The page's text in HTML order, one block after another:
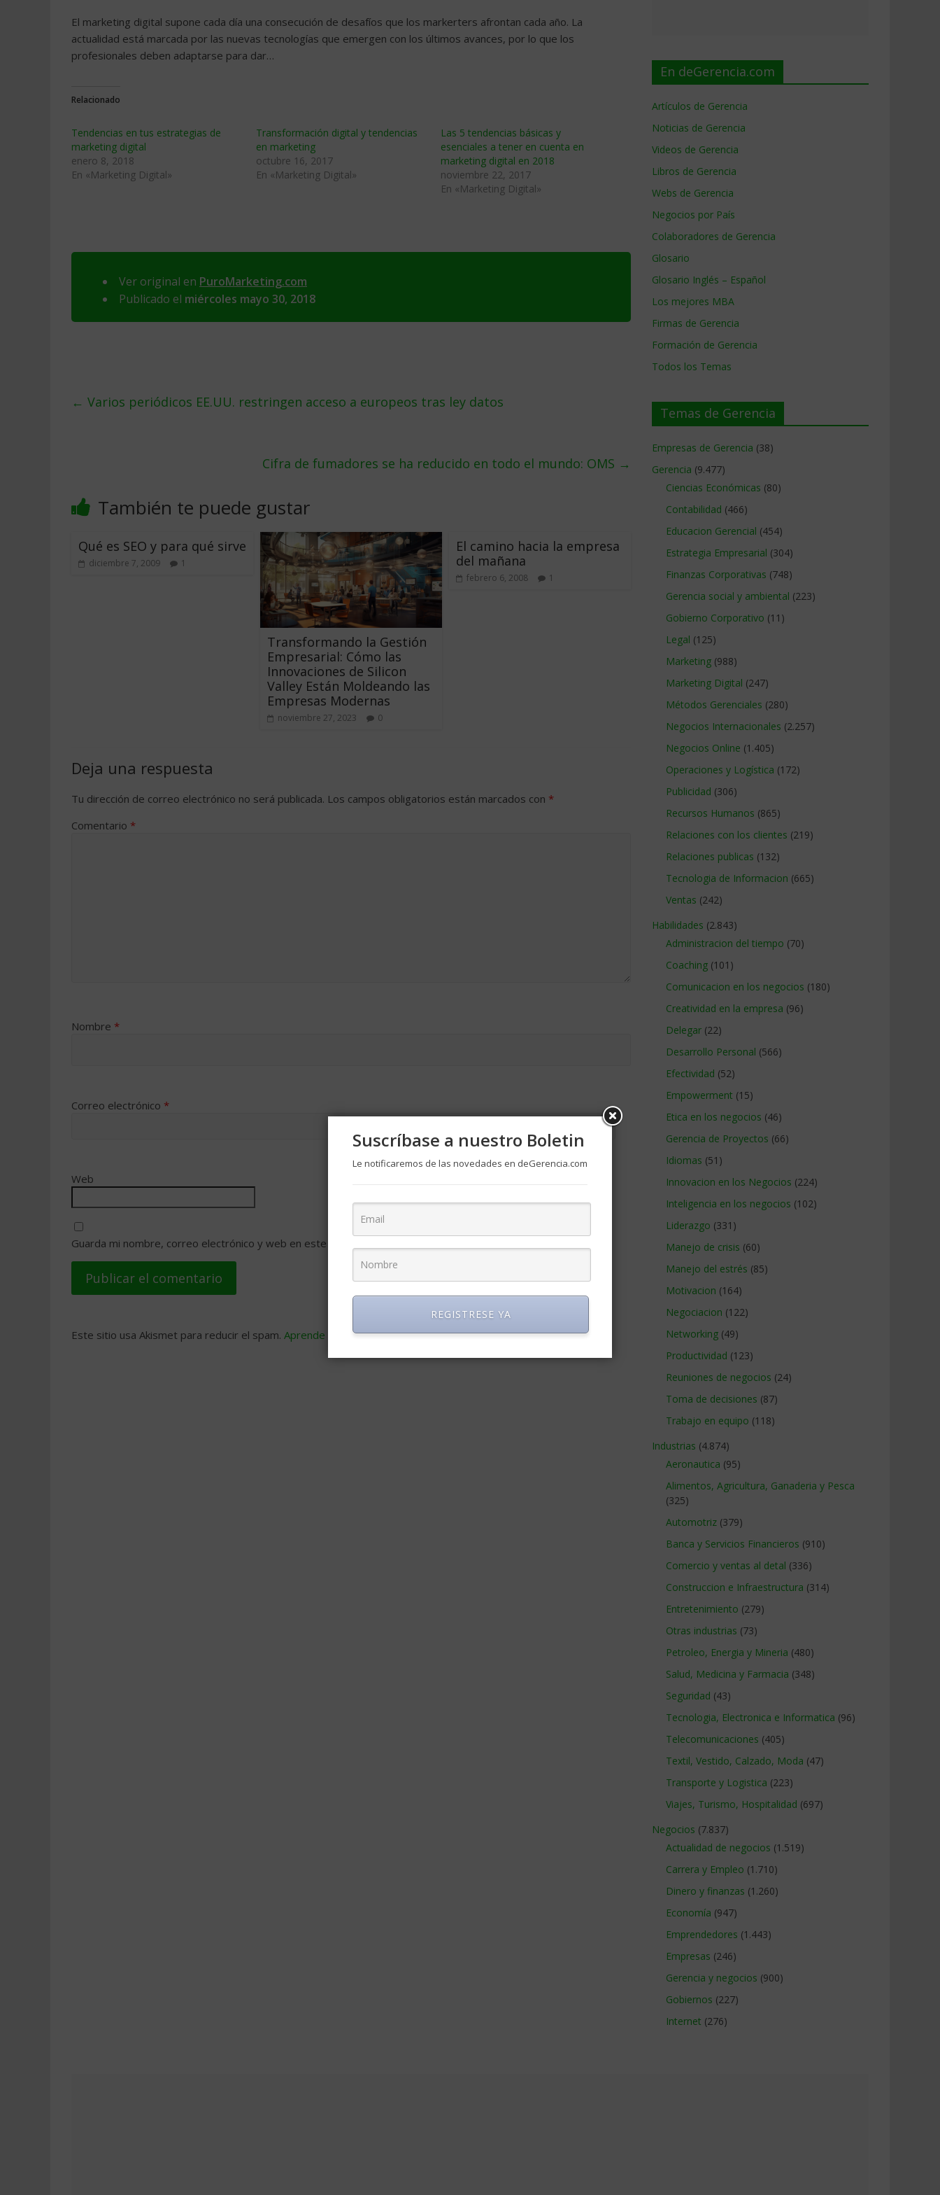
El marketing digital supone cada día una consecución de desafíos que los markerters afrontan cada año. La
actualidad está marcada por las nuevas tecnologías que emergen con los últimos avances, por lo que los
profesionales deben adaptarse para dar…
Relacionado
Tendencias en tus estrategias de
marketing digital
enero 8, 2018
En «Marketing Digital»
Transformación digital y tendencias
en marketing
octubre 16, 2017
En «Marketing Digital»
Las 5 tendencias básicas y
esenciales a tener en cuenta en
marketing digital en 2018
noviembre 22, 2017
En «Marketing Digital»
Ver original en PuroMarketing.com
Publicado el miércoles mayo 30, 2018
← Varios periódicos EE.UU. restringen acceso a europeos tras ley datos
Cifra de fumadores se ha reducido en todo el mundo: OMS →
También te puede gustar
Qué es SEO y para qué sirve
diciembre 7, 2009 1
Transformando la Gestión
Empresarial: Cómo las
Innovaciones de Silicon
Valley Están Moldeando las
Empresas Modernas
noviembre 27, 2023 0
El camino hacia la empresa
del mañana
febrero 6, 2008 1
Deja una respuesta
Tu dirección de correo electrónico no será publicada. Los campos obligatorios están marcados con *
Comentario *
Nombre *
Correo electrónico *
Web
Guarda mi nombre, correo electrónico y web en este navegador para la próxima vez que comente.
Este sitio usa Akismet para reducir el spam. Aprende cómo se procesan los datos de tus comentarios.
En deGerencia.com
Artículos de Gerencia
Noticias de Gerencia
Videos de Gerencia
Libros de Gerencia
Webs de Gerencia
Negocios por País
Colaboradores de Gerencia
Glosario
Glosario Inglés – Español
Los mejores MBA
Firmas de Gerencia
Formación de Gerencia
Todos los Temas
Temas de Gerencia
Empresas de Gerencia (38)
Gerencia (9.477)
Ciencias Económicas (80)
Contabilidad (466)
Educacion Gerencial (454)
Estrategia Empresarial (304)
Finanzas Corporativas (748)
Gerencia social y ambiental (223)
Gobierno Corporativo (11)
Legal (125)
Marketing (988)
Marketing Digital (247)
Métodos Gerenciales (280)
Negocios Internacionales (2.257)
Negocios Online (1.405)
Operaciones y Logística (172)
Publicidad (306)
Recursos Humanos (865)
Relaciones con los clientes (219)
Relaciones publicas (132)
Tecnologia de Informacion (665)
Ventas (242)
Habilidades (2.843)
Administracion del tiempo (70)
Coaching (101)
Comunicacion en los negocios (180)
Creatividad en la empresa (96)
Delegar (22)
Desarrollo Personal (566)
Efectividad (52)
Empowerment (15)
Etica en los negocios (46)
Gerencia de Proyectos (66)
Idiomas (51)
Innovacion en los Negocios (224)
Inteligencia en los negocios (102)
Liderazgo (331)
Manejo de crisis (60)
Manejo del estrés (85)
Motivacion (164)
Negociacion (122)
Networking (49)
Productividad (123)
Reuniones de negocios (24)
Toma de decisiones (87)
Trabajo en equipo (118)
Industrias (4.874)
Aeronautica (95)
Alimentos, Agricultura, Ganaderia y Pesca
(325)
Automotriz (379)
Banca y Servicios Financieros (910)
Comercio y ventas al detal (336)
Construccion e Infraestructura (314)
Entretenimiento (279)
Otras industrias (73)
Petroleo, Energia y Mineria (480)
Salud, Medicina y Farmacia (348)
Seguridad (43)
Tecnologia, Electronica e Informatica (96)
Telecomunicaciones (405)
Textil, Vestido, Calzado, Moda (47)
Transporte y Logistica (223)
Viajes, Turismo, Hospitalidad (697)
Negocios (7.837)
Actualidad de negocios (1.519)
Carrera y Empleo (1.710)
Dinero y finanzas (1.260)
Economía (947)
Emprendedores (1.443)
Empresas (246)
Gerencia y negocios (900)
Gobiernos (227)
Internet (276)
Suscríbase a nuestro Boletin
Le notificaremos de las novedades en deGerencia.com
REGISTRESE YA